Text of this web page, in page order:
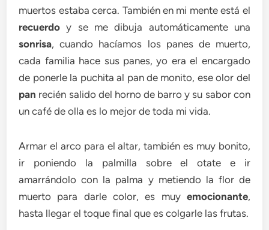
muertos estaba cerca. También en mi mente está el
recuerdo y se me dibuja automáticamente una
sonrisa, cuando hacíamos los panes de muerto,
cada familia hace sus panes, yo era el encargado
de ponerle la puchita al pan de monito, ese olor del
pan recién salido del horno de barro y su sabor con
un café de olla es lo mejor de toda mi vida.
Armar el arco para el altar, también es muy bonito,
ir poniendo la palmilla sobre el otate e ir
amarrándolo con la palma y metiendo la flor de
muerto para darle color, es muy emocionante,
hasta llegar el toque final que es colgarle las frutas.